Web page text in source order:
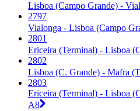
Lisboa (Campo Grande) -
2797
Vialonga - Lisboa (Campo
2801
Ericeira (Terminal) - Lisboa
2802
Lisboa (C. Grande) - Mafra
2803
Ericeira (Terminal) - Lisboa
A8